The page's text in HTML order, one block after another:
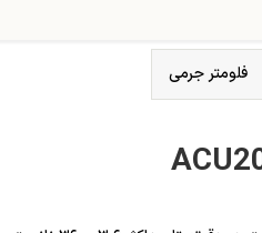
فلومتر جرمی